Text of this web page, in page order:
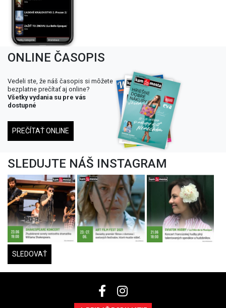
ONLINE ČASOPIS
Vedeli ste, že náš časopis si môžete
bezplatne prečítať aj online?
Všetky vydania su pre vás
dostupné
PREČÍTAŤ ONLINE
SLEDUJTE NÁŠ INSTAGRAM
SLEDOVAŤ